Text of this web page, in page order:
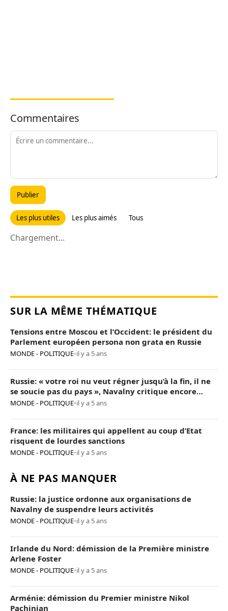
Commentaires
Publier
Les plus utiles Les plus aimés Tous
Chargement...
SUR LA MÊME THÉMATIQUE
Tensions entre Moscou et l’Occident: le président du
Parlement européen persona non grata en Russie
MONDE - POLITIQUE•il y a 5 ans
Russie: « votre roi nu veut régner jusqu’à la fin, il ne
se soucie pas du pays », Navalny critique encore
Poutine
MONDE - POLITIQUE•il y a 5 ans
France: les militaires qui appellent au coup d’Etat
risquent de lourdes sanctions
MONDE - POLITIQUE•il y a 5 ans
À NE PAS MANQUER
Russie: la justice ordonne aux organisations de
Navalny de suspendre leurs activités
MONDE - POLITIQUE•il y a 5 ans
Irlande du Nord: démission de la Première ministre
Arlene Foster
MONDE - POLITIQUE•il y a 5 ans
Arménie: démission du Premier ministre Nikol
Pachinian